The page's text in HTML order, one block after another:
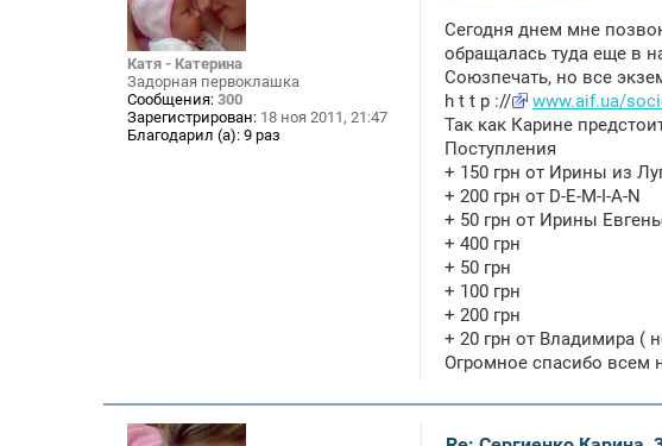
Катя - Катерина
Задорная первоклашка
Сообщения: 300
Зарегистрирован: 18 ноя 2011, 21:47
Благодарил (а): 9 раз
б
щ
н
и
Сегодня днем мне
обращалась туда еще в
Союзпечать, но все
h t t p ://
www.aif.ua/
Так как Карине
Поступления
+ 150 грн от Ирины из
+ 200 грн от D-E-M-I-A-N
+ 50 грн от Ирины
+ 400 грн
+ 50 грн
+ 100 грн
+ 200 грн
+ 20 грн от Владимира (
Огромное спасибо